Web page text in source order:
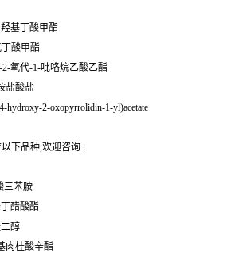
羟基丁酸甲酯
丁酸甲酯
2-氧代-1-吡咯烷乙酸乙酯
盐酸盐
hydroxy-2-oxopyrrolidin-1-yl)acetate
下品种,欢迎咨询:
三苯胺
丁醋酸酯
醇
肉桂酸辛酯